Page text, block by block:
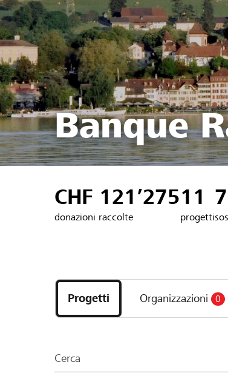
DE FR IT
Banque
CHF 121’275
donazioni raccolte
11
progetti
i
progetti
e
della
Progetti Organizzazioni 0
Cerca